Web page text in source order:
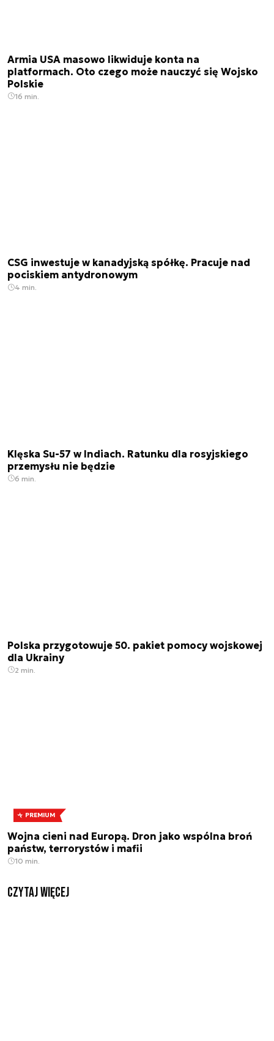
Armia USA masowo likwiduje konta na
platformach. Oto czego może nauczyć się Wojsko
Polskie
16 min.
CSG inwestuje w kanadyjską spółkę. Pracuje nad
pociskiem antydronowym
4 min.
Klęska Su-57 w Indiach. Ratunku dla rosyjskiego
przemysłu nie będzie
6 min.
Polska przygotowuje 50. pakiet pomocy wojskowej
dla Ukrainy
2 min.
PREMIUM
Wojna cieni nad Europą. Dron jako wspólna broń
państw, terrorystów i mafii
10 min.
czytaj więcej